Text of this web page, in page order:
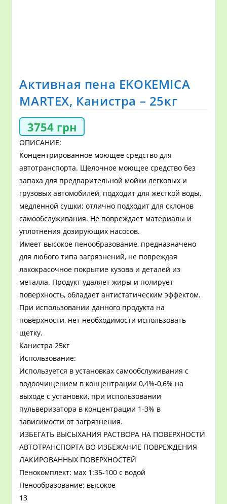
Активная пена EKOKEMICA
MARTEX, Канистра – 25кг
3754 грн
ОПИСАНИЕ:
Концентрированное моющее средство для
автотранспорта. Щелочное моющее средство без
запаха для предварительной мойки легковых и
грузовых автомобилей, подходит для жесткой воды,
медленной сушки; отлично подходит для склонов
самообслуживания. Не повреждает материалы и
уплотнения дозирующих насосов.
Имеет высокое пенообразование, предназначено
для любого типа загрязнений, не повреждая
лакокрасочное покрытие кузова и деталей из
металла. Продукт удаляет жиры и полирует
поверхность, обладает антистатическим эффектом.
При использовании данного продукта на
поверхности, нет необходимости использовать
щетку.
Канистра 25кг
Использование:
Используется в установках самообслуживания с
водоочищением в концентрации 0,4%-0,6% на
выходе с установки, при использовании
пульверизатора в концентрации 1-3% в
зависимости от загрязнения.
ИЗБЕГАТЬ ВЫСЫХАНИЯ РAСТВОРА НА ПОВЕРХНОСТИ
АВТОТРАНСПОРТА ВО ИЗБЕЖАНИЕ ПОВРЕЖДЕНИЯ
ЛАКИРОВАННЫХ ПОВЕРХНОСТЕЙ
Пенокомплект: мах 1:35-100 с водой
Пенообразование: высокое
13